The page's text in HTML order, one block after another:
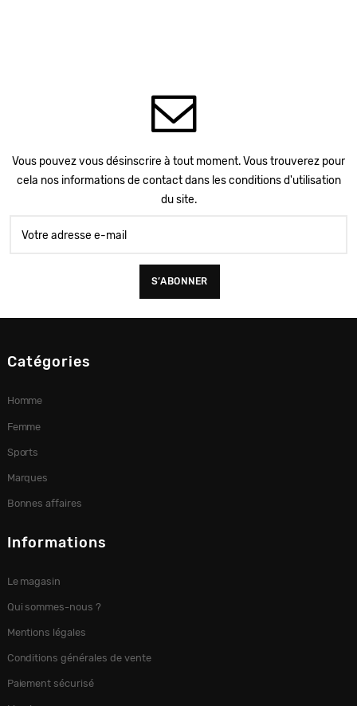
Vous pouvez vous désinscrire à tout moment. Vous trouverez pour
cela nos informations de contact dans les conditions d'utilisation
du site.
Catégories
Homme
Femme
Sports
Marques
Bonnes affaires
Informations
Le magasin
Qui sommes-nous ?
Mentions légales
Conditions générales de vente
Paiement sécurisé